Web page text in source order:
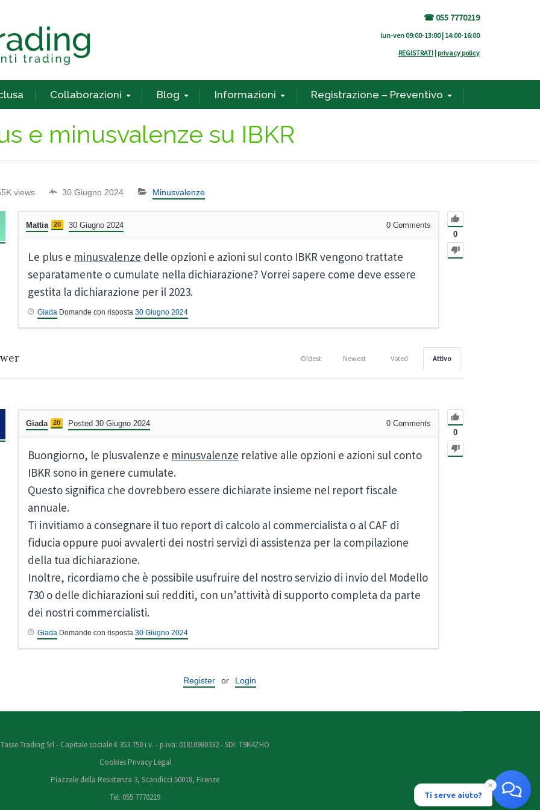
☎ 055 7770219
lun-ven 09:00-13:00 | 14:00-16:00
REGISTRATI | privacy policy
Collaborazioni Blog Informazioni Registrazione – Preventivo
e minusvalenze su IBKR
views 30 Giugno 2024 Minusvalenze
0
Mattia 20 30 Giugno 2024 0 Comments
Le plus e minusvalenze delle opzioni e azioni sul conto IBKR vengono trattate
separatamente o cumulate nella dichiarazione? Vorrei sapere come deve essere
gestita la dichiarazione per il 2023.
Giada Domande con risposta 30 Giugno 2024
Attivo
Voted
Newest
Oldest
0
Giada 20 Posted 30 Giugno 2024 0 Comments
Buongiorno, le plusvalenze e minusvalenze relative alle opzioni e azioni sul conto
IBKR sono in genere cumulate.
Questo significa che dovrebbero essere dichiarate insieme nel report fiscale
annuale.
Ti invitiamo a consegnare il tuo report di calcolo al commercialista o al CAF di
fiducia oppure puoi avvalerti dei nostri servizi di assistenza per la compilazione
della tua dichiarazione.
Inoltre, ricordiamo che è possibile usufruire del nostro servizio di invio del Modello
730 o delle dichiarazioni sui redditi, con un’attività di supporto completa da parte
dei nostri commercialisti.
Giada Domande con risposta 30 Giugno 2024
Register or Login
Tasse Trading Srl - Capitale sociale € 353.750 i.v. - p.iva: 01810980332 - SDI: T9K4ZHO
Cookies Privacy Legal
Piazzale della Resistenza 3, Scandicci 50018, Firenze
Tel: 055 7770219
Ti serve aiuto?